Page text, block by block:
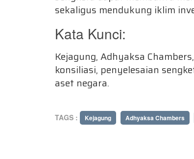
sekaligus mendukung iklim
Kata Kunci:
Kejagung, Adhyaksa
konsiliasi, penyelesaian
aset negara.
TAGS : Kejagung Adhyaksa Chambers